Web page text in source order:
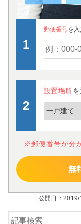
郵便番号を入
設置場所
※郵便番号が分
無
公開日：